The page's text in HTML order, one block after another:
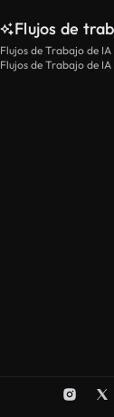
Flujos de
Flujos de Trabajo de
Flujos de Trabajo de